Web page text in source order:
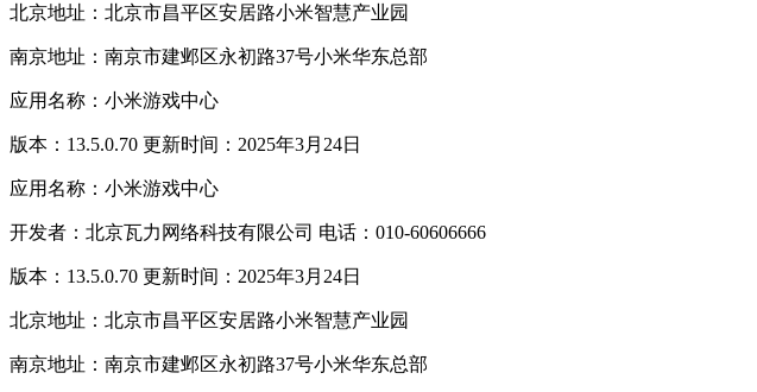
北京地址：北京市昌平区安居路小米智慧产业园
南京地址：南京市建邺区永初路37号小米华东总部
应用名称：小米游戏中心
版本：13.5.0.70 更新时间：2025年3月24日
应用名称：小米游戏中心
开发者：北京瓦力网络科技有限公司 电话：010-60606666
版本：13.5.0.70 更新时间：2025年3月24日
北京地址：北京市昌平区安居路小米智慧产业园
南京地址：南京市建邺区永初路37号小米华东总部